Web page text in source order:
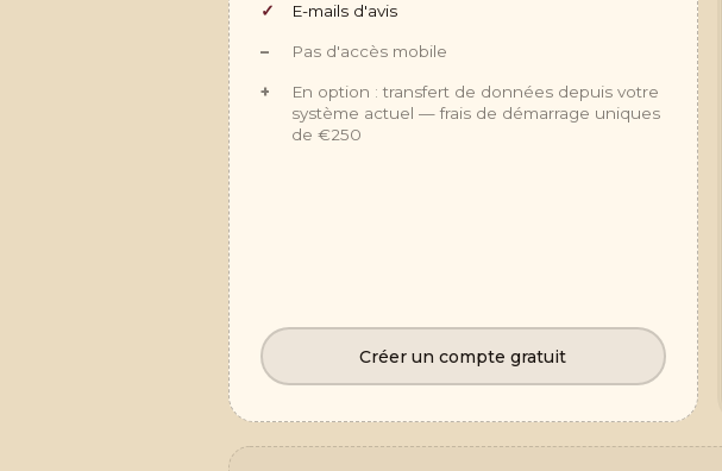
E-mails d'avis
Pas d'accès mobile
En option : transfert de données depuis votre
système actuel — frais de démarrage uniques
de €250
Créer un compte gratuit